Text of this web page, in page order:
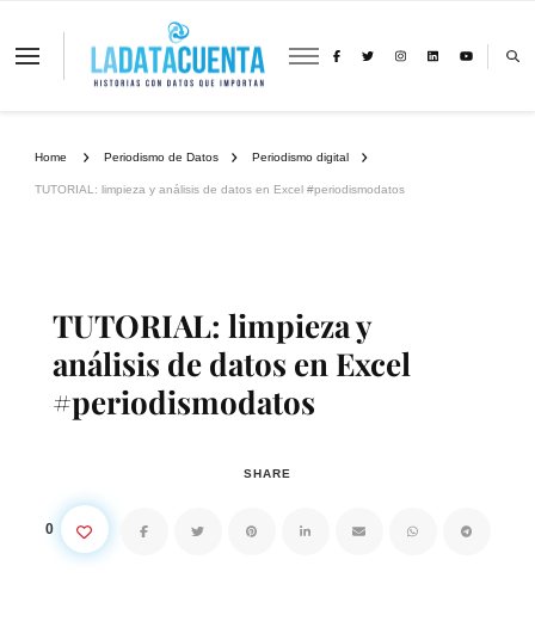
La Data Cuenta es una plataforma
perspectiva de género
Home Periodismo de Datos Periodismo digital
TUTORIAL: limpieza y análisis de datos en Excel #periodismodatos
TUTORIAL: limpieza y
análisis de datos en Excel
#periodismodatos
SHARE
0